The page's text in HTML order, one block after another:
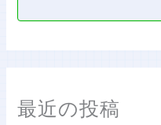
最近の投稿